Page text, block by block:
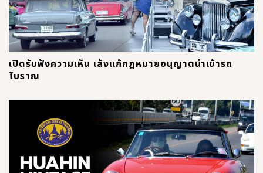
เปิดรับฟังความเห็น เล็งแก้กฎหมายอนุญาตนำเข้ารถ
โบราณ